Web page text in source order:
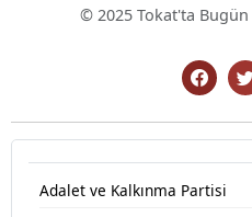
© 2025 Tokat'ta Bugün
Adalet ve Kalkınma Partisi